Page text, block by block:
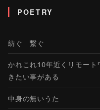
POETRY
紡ぐ 繋ぐ
かれこれ10年近くリモー
きたい事がある
中身の無いうた